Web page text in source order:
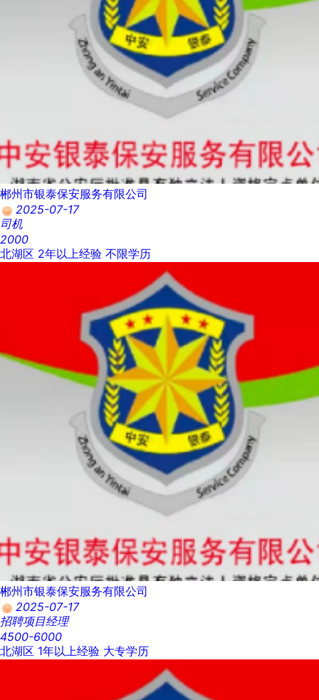
郴州市银泰保安服务有限公司
2025-07-17
司机
2000
北湖区 2年以上经验 不限学历
郴州市银泰保安服务有限公司
2025-07-17
招聘项目经理
4500-6000
北湖区 1年以上经验 大专学历